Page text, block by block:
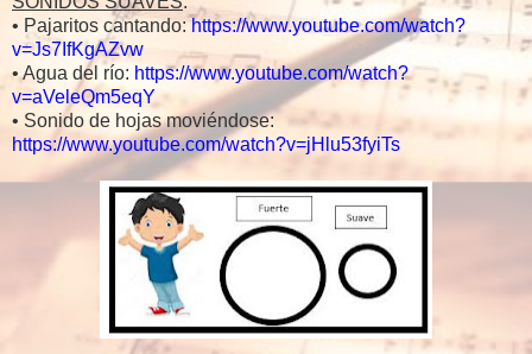
• Pajaritos cantando:https://www.youtube.com/watch?
v=Js7IfKgAZvw
• Agua del río: https://www.youtube.com/watch?
v=aVeleQm5eqY
• Sonido de hojas moviéndose:
https://www.youtube.com/watch?v=jHlu53fyiTs